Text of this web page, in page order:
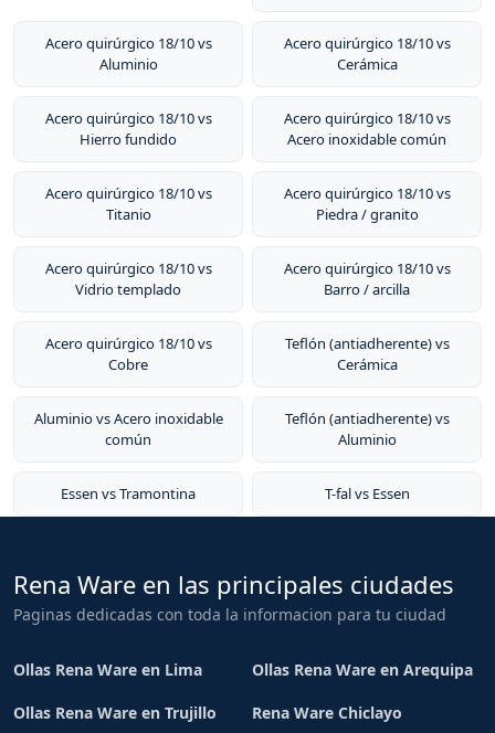
Acero quirúrgico 18/10 vs
Aluminio
Acero quirúrgico 18/10 vs
Cerámica
Acero quirúrgico 18/10 vs
Hierro fundido
Acero quirúrgico 18/10 vs
Acero inoxidable común
Acero quirúrgico 18/10 vs
Titanio
Acero quirúrgico 18/10 vs
Piedra / granito
Acero quirúrgico 18/10 vs
Vidrio templado
Acero quirúrgico 18/10 vs
Barro / arcilla
Acero quirúrgico 18/10 vs
Cobre
Teflón (antiadherente) vs
Cerámica
Aluminio vs Acero inoxidable
común
Teflón (antiadherente) vs
Aluminio
Essen vs Tramontina T-fal vs Essen
Rena Ware en las principales ciudades
Paginas dedicadas con toda la informacion para tu ciudad
Ollas Rena Ware en Lima Ollas Rena Ware en Arequipa
Ollas Rena Ware en Trujillo Rena Ware Chiclayo